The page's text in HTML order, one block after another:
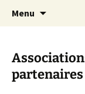
Festival du
Menu
partenaires